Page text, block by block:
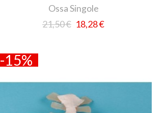
Ossa Singole
21,50 € 18,28 €
-15%